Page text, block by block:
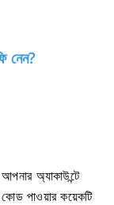
নেন?
অ্যাকাউন্টে
পাওয়ার কয়েকটি